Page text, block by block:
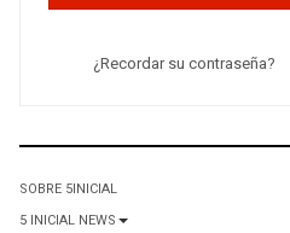
¿Recordar su contraseña?
SOBRE 5INICIAL
5 INICIAL NEWS